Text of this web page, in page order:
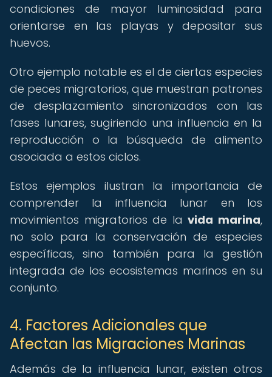
condiciones de mayor luminosidad para
orientarse en las playas y depositar sus
huevos.
Otro ejemplo notable es el de ciertas especies
de peces migratorios, que muestran patrones
de desplazamiento sincronizados con las
fases lunares, sugiriendo una influencia en la
reproducción o la búsqueda de alimento
asociada a estos ciclos.
Estos ejemplos ilustran la importancia de
comprender la influencia lunar en los
movimientos migratorios de lavida marina,
no solo para la conservación de especies
específicas, sino también para la gestión
integrada de los ecosistemas marinos en su
conjunto.
4. Factores Adicionales que
Afectan las Migraciones Marinas
Además de la influencia lunar, existen otros